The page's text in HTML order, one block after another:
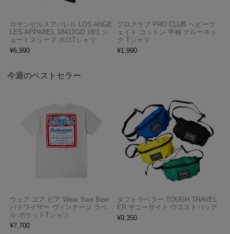
ロサンゼルスアパレル LOS ANGE
LES APPAREL 18412GD 18/1 シ
ョートスリーブ ポロTシャツ
¥6,990
プロクラブ PRO CLUB ヘビーウ
ェイト コットン 半袖 クルーネッ
ク Tシャツ
¥1,990
今週のベストセラー
ウェア ユア ビア Wear Your Beer
バドワイザー ヴィンテージ ラベ
ル ポケットTシャツ
¥7,700
タフトラベラー TOUGH TRAVEL
ER サニーサイド ウエストバッグ
¥9,350